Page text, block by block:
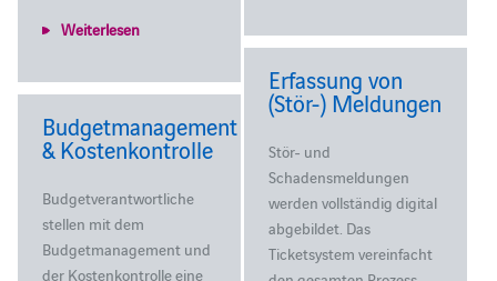
Weiterlesen
Erfassung von
(Stör-) Meldungen
Stör- und
Schadensmeldungen
werden vollständig digital
abgebildet. Das
Ticketsystem vereinfacht
Budgetmanagement
& Kostenkontrolle
Budgetverantwortliche
stellen mit dem
Budgetmanagement und
der Kostenkontrolle eine